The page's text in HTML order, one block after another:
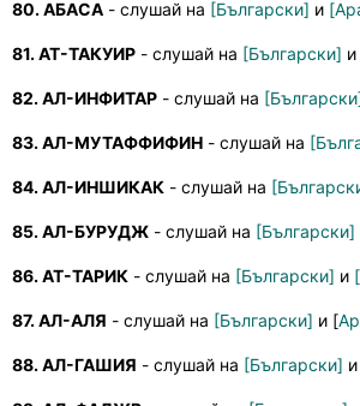
80. АБАСА - слушай на [Български] и
81. АТ-ТАКУИР - слушай на [Български] и
82. АЛ-ИНФИТАР - слушай на
83. АЛ-МУТАФФИФИН - слушай на
84. АЛ-ИНШИКАК - слушай на
85. АЛ-БУРУДЖ - слушай на [Български]
86. АТ-ТАРИК - слушай на [Български] и
87. АЛ-АЛЯ - слушай на [Български] и [
88. АЛ-ГАШИЯ - слушай на [Български] и